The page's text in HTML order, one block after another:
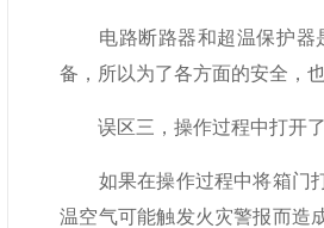
电路断路器和超温保护器
备，所以为了各方面的安全，
误区三，操作过程中打开了
如果在操作过程中将箱门打
温空气可能触发火灾警报而造